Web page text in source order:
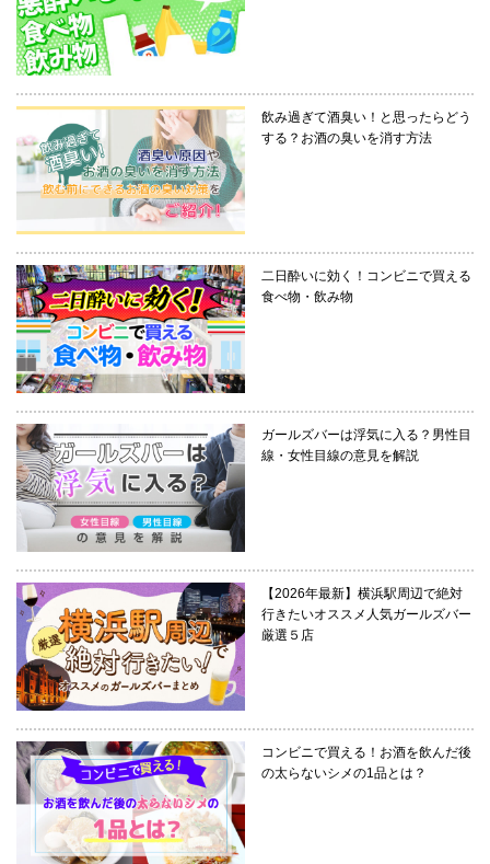
飲み過ぎて酒臭い！と思ったらどう
する？お酒の臭いを消す方法
二日酔いに効く！コンビニで買える
食べ物・飲み物
ガールズバーは浮気に入る？男性目
線・女性目線の意見を解説
【2026年最新】横浜駅周辺で絶対
行きたいオススメ人気ガールズバー
厳選５店
コンビニで買える！お酒を飲んだ後
の太らないシメの1品とは？